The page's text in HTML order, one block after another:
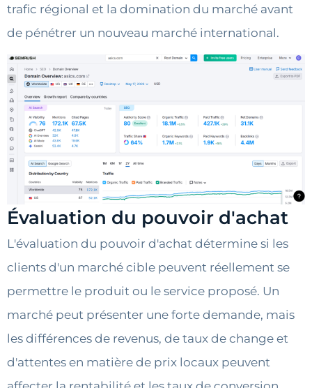
trafic régional et la domination du marché avant
de pénétrer un nouveau marché international.
Évaluation du pouvoir d'achat
L'évaluation du pouvoir d'achat détermine si les
clients d'un marché cible peuvent réellement se
permettre le produit ou le service proposé. Un
marché peut présenter une forte demande, mais
les différences de revenus, de taux de change et
d'attentes en matière de prix locaux peuvent